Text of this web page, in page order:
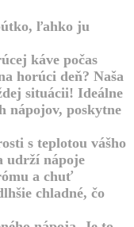
ľahko ju
káve počas
horúci deň? Naša
situácii! Ideálne
nápojov, poskytne
s teplotou vášho
udrží nápoje
a chuť
chladné, čo